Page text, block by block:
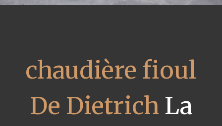
chaudière fioul
De Dietrich La